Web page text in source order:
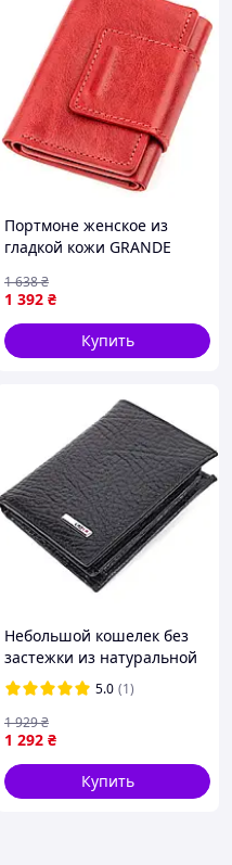
Портмоне женское из
гладкой кожи GRANDE
1 392 ₴
1 638₴
Купить
Небольшой кошелек без
застежки из натуральной
зернистой кожи KARYA
21364 Черный Lodgi
5.0 (1)
1 292 ₴
1 929₴
Купить